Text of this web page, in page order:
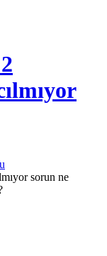
sorun ne